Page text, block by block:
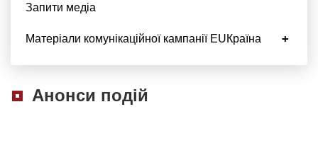
Запити медіа
Матеріали комунікаційної кампанії EUКраїна
Анонси подій